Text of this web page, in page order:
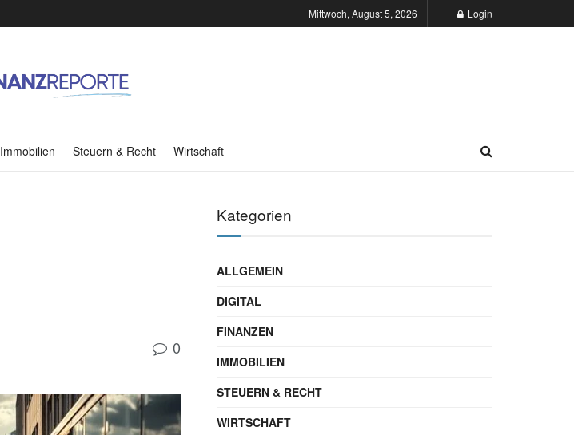
Mittwoch, August 5, 2026 Login
Immobilien Steuern & Recht Wirtschaft
0
Kategorien
ALLGEMEIN
DIGITAL
FINANZEN
IMMOBILIEN
STEUERN & RECHT
WIRTSCHAFT